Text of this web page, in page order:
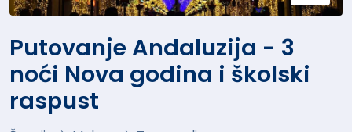
Putovanje Andaluzija - 3
noći Nova godina i školski
raspust